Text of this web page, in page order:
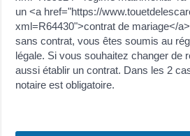
un <a href="https://
xml=R64430">contrat de mariage</
sans contrat, vous êtes soumis au
légale. Si vous souhaitez changer de
aussi établir un contrat. Dans les 2
notaire est obligatoire.